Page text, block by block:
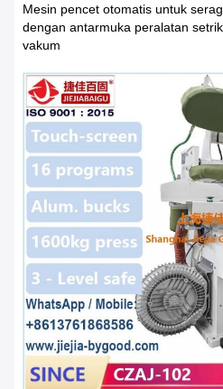
Mesin pencet otomatis untuk
dengan antarmuka peralatan
vakum